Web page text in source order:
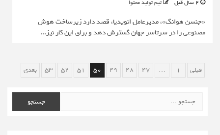
تیم تولید محتوا
«جنسن هوانگ»، مدیرعامل انویدیا، قصد دارد زیرساخت هوش
مصنوعی را در سرتاسر جهان گسترش دهد و برای این کار نیز...
صفحه‌بندی
قبلی 1
…
47
48
49
50
51
52
53 بعدی
برای: